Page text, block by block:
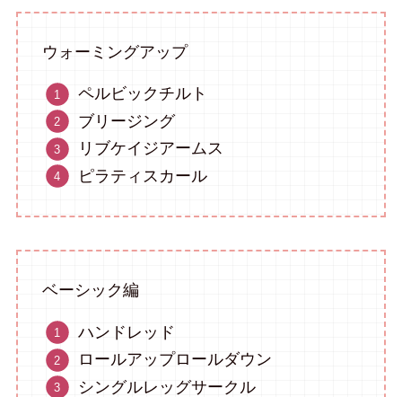
ウォーミングアップ
ペルビックチルト
ブリージング
リブケイジアームス
ピラティスカール
ベーシック編
ハンドレッド
ロールアップロールダウン
シングルレッグサークル